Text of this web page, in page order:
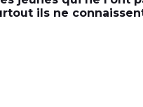
ils ne